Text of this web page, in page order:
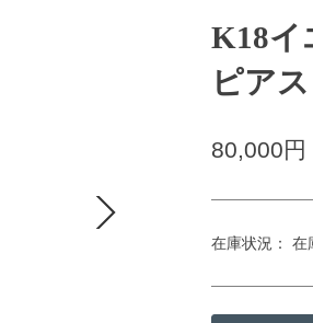
K18イ
ピアス
80,000円
在庫状況： 在